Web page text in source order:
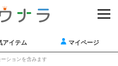
アイテム マイページ
ションを含みます